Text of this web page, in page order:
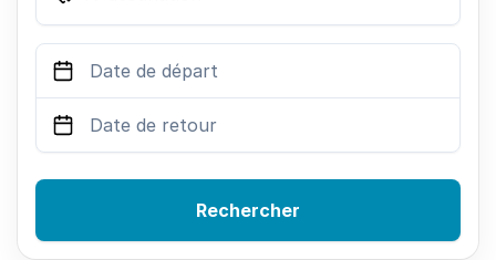
Rechercher